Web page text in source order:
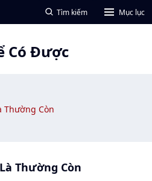
Tìm kiếm Mục lục
Có Ðược
Thường Còn
Thường Còn